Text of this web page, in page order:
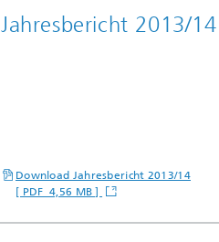
Jahresbericht 2013/14
Download Jahresbericht 2013/14
[ PDF 4,56 MB ]